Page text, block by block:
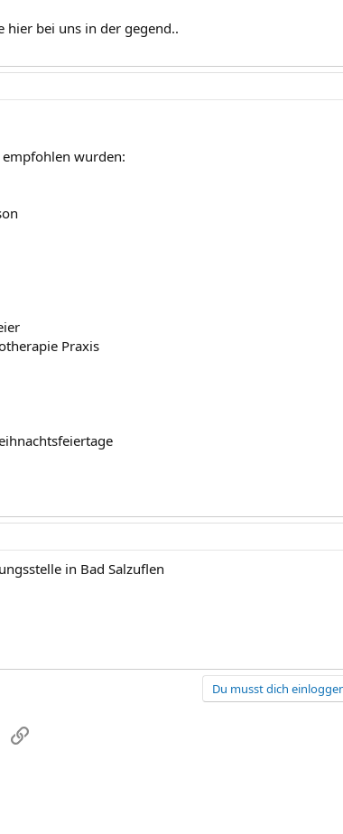
hier bei uns in der gegend..
wurden:
Praxis
in Bad Salzuflen
Du musst dich
MailLink